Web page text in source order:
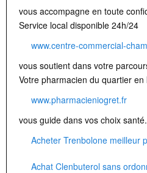
vous accompagne en toute
Service local disponible 24h/24
www.centre-commercial-
vous soutient dans votre
Votre pharmacien du quartier en
www.pharmacieniogret.fr
vous guide dans vos choix santé.
Acheter Trenbolone meilleur
Achat Clenbuterol sans